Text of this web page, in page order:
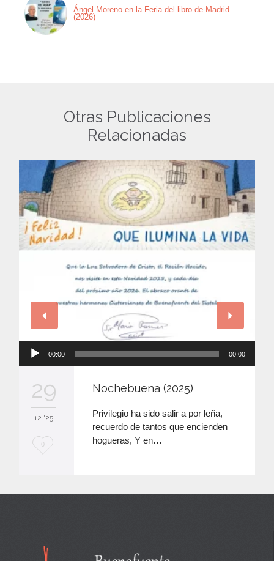
Ángel Moreno en la Feria del libro de Madrid
(2026)
Otras Publicaciones
Relacionadas
00:00 00:00
29
12 '25
M0
Nochebuena (2025)
Privilegio ha sido salir a por leña,
recuerdo de tantos que encienden
hogueras, Y en…